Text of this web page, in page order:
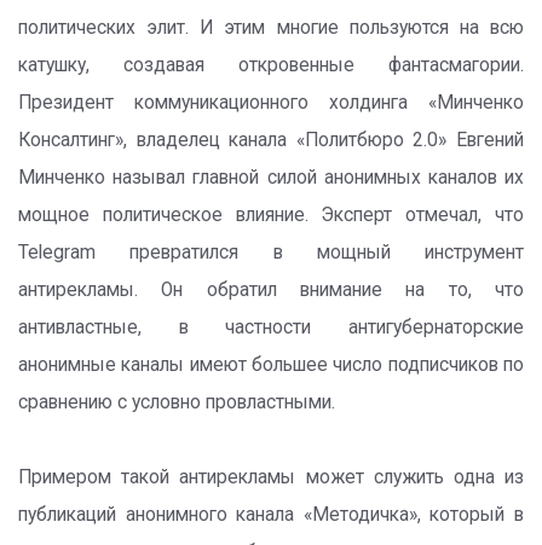
политических элит. И этим многие пользуются на всю
катушку, создавая откровенные фантасмагории.
Президент коммуникационного холдинга «Минченко
Консалтинг», владелец канала «Политбюро 2.0» Евгений
Минченко называл главной силой анонимных каналов их
мощное политическое влияние. Эксперт отмечал, что
Telegram превратился в мощный инструмент
антирекламы. Он обратил внимание на то, что
антивластные, в частности антигубернаторские
анонимные каналы имеют большее число подписчиков по
сравнению с условно провластными.
Примером такой антирекламы может служить одна из
публикаций анонимного канала «Методичка», который в